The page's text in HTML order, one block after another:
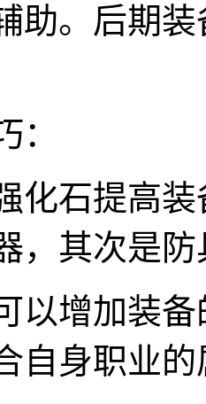
助。后期
：
化石提高
，其次是防
以增加装
自身职业